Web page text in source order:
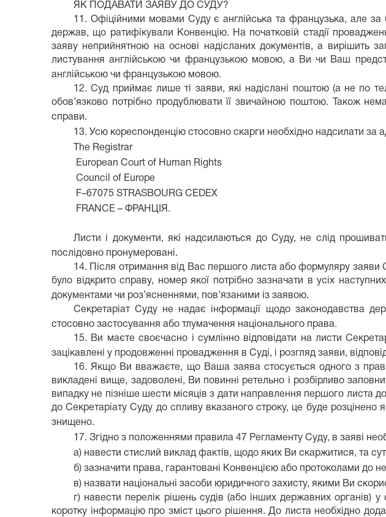
ЯК ПОДАВАТИ ЗАЯВУ ДО СУДУ?
11. Офіційними мовами Суду є англійська та французька, але
держав, що ратифікували Конвенцію. На початковій стадії
заяву неприйнятною на основі надісланих документів, а вирішить
листування англійською чи французькою мовою, а Ви чи Ваш
англійською чи французькою мовою.
12. Суд приймає лише ті заяви, які надіслані поштою (а не по
обов’язково потрібно продублювати її звичайною поштою. Також
справи.
13. Усю кореспонденцію стосовно скарги необхідно надсилати за
The Registrar
European Court of Human Rights
Council of Europe
F–67075 STRASBOURG CEDEX
FRANCE – ФРАНЦІЯ.
Листи і документи, які надсилаються до Суду, не слід
послідовно пронумеровані.
14. Після отримання від Вас першого листа або формуляру
було відкрито справу, номер якої потрібно зазначати в усіх
документами чи роз’ясненнями, пов’язаними із заявою.
Секретаріат Суду не надає інформації щодо законодавства
стосовно застосування або тлумачення національного права.
15. Ви маєте своєчасно і сумлінно відповідати на листи
зацікавлені у продовженні провадження в Суді, і розгляд заяви,
16. Якщо Ви вважаєте, що Ваша заява стосується одного з
викладені вище, задоволені, Ви повинні ретельно і розбірливо
випадку не пізніше шести місяців з дати направлення першого листа
до Секретаріату Суду до спливу вказаного строку, це буде
знищено.
17. Згідно з положеннями правила 47 Регламенту Суду, в заяві
а) навести стислий виклад фактів, щодо яких Ви скаржитися, та
б) зазначити права, гарантовані Конвенцією або протоколами до
в) назвати національні засоби юридичного захисту, якими Ви
г) навести перелік рішень судів (або інших державних органів)
коротку інформацію про зміст цього рішення. До листа необхідно